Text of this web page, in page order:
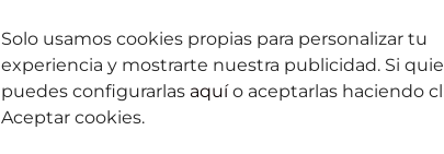
Solo usamos cookies propias para personalizar tu
experiencia y mostrarte nuestra publicidad. Si
puedes configurarlas aquío aceptarlas haciendo
Aceptar cookies.